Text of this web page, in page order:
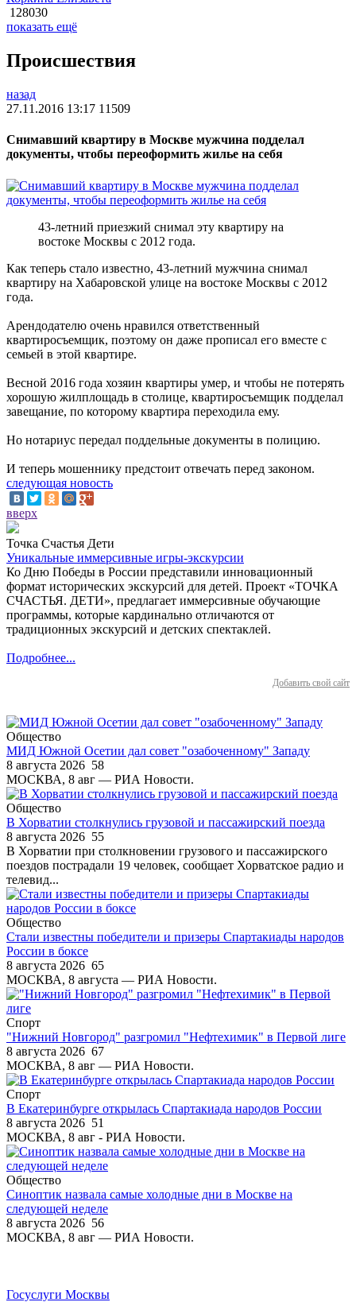
128030
показать ещё
Происшествия
назад
27.11.2016 13:17 11509
Снимавший квартиру в Москве мужчина подделал
документы, чтобы переоформить жилье на себя
43-летний приезжий снимал эту квартиру на
востоке Москвы с 2012 года.
Как теперь стало известно, 43-летний мужчина снимал
квартиру на Хабаровской улице на востоке Москвы с 2012
года.
Арендодателю очень нравился ответственный
квартиросъемщик, поэтому он даже прописал его вместе с
семьей в этой квартире.
Весной 2016 года хозяин квартиры умер, и чтобы не потерять
хорошую жилплощадь в столице, квартиросъемщик подделал
завещание, по которому квартира переходила ему.
Но нотариус передал поддельные документы в полицию.
И теперь мошеннику предстоит отвечать перед законом.
следующая новость
вверх
Точка Счастья Дети
Уникальные иммерсивные игры-экскурсии
Ко Дню Победы в России представили инновационный
формат исторических экскурсий для детей. Проект «ТОЧКА
СЧАСТЬЯ. ДЕТИ», предлагает иммерсивные обучающие
программы, которые кардинально отличаются от
традиционных экскурсий и детских спектаклей.
Подробнее...
Добавить свой сайт
Общество
МИД Южной Осетии дал совет "озабоченному" Западу
8 августа 2026 58
МОСКВА, 8 авг — РИА Новости.
Общество
В Хорватии столкнулись грузовой и пассажирский поезда
8 августа 2026 55
В Хорватии при столкновении грузового и пассажирского
поездов пострадали 19 человек, сообщает Хорватское радио и
телевид...
Общество
Стали известны победители и призеры Спартакиады народов
России в боксе
8 августа 2026 65
МОСКВА, 8 августа — РИА Новости.
Спорт
"Нижний Новгород" разгромил "Нефтехимик" в Первой лиге
8 августа 2026 67
МОСКВА, 8 авг — РИА Новости.
Спорт
В Екатеринбурге открылась Спартакиада народов России
8 августа 2026 51
МОСКВА, 8 авг - РИА Новости.
Общество
Синоптик назвала самые холодные дни в Москве на
следующей неделе
8 августа 2026 56
МОСКВА, 8 авг — РИА Новости.
Госуслуги Москвы